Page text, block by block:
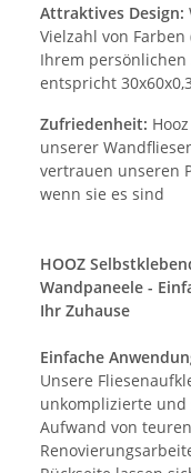
Attraktives Design:
Vielzahl von Farben
Ihrem persönlichen
entspricht
Zufriedenheit:
unserer
vertrauen unseren
wenn sie es sind
HOOZ
Wandpaneele -
Ihr Zuhause
Einfache
Unsere
unkomplizierte und
Aufwand von